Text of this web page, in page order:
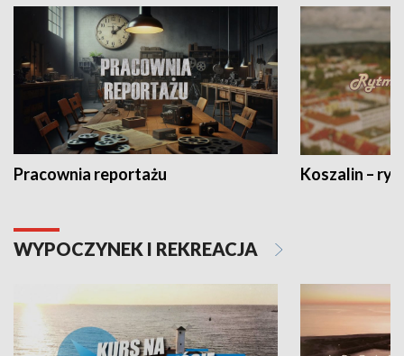
Pracownia reportażu Koszalin –
WYPOCZYNEK I REKREACJA